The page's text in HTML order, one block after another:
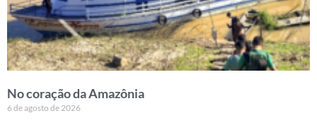
No coração da Amazônia
6 de agosto de 2026